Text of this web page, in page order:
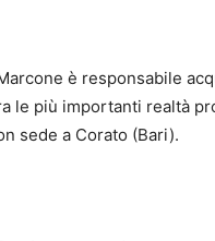
è responsabile
le più importanti realtà
sede a Corato (Bari).